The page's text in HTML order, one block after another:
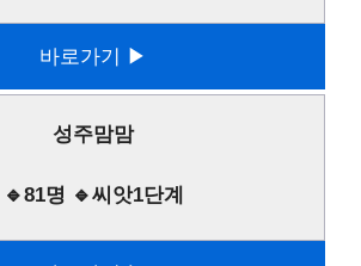
바로가기 ▶
성주맘맘
🔹81명 🔹씨앗1단계